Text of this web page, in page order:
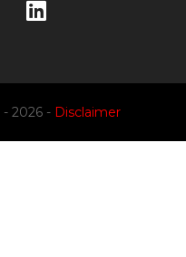
- 2026 - Disclaimer